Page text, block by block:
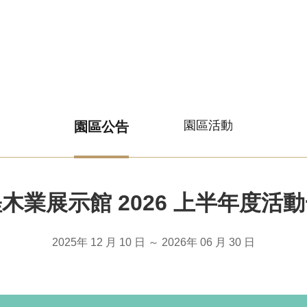
園區公告 園區活動
業展示館 2026 上半年度活
2025年 12 月 10 日 ～ 2026年 06 月 30 日